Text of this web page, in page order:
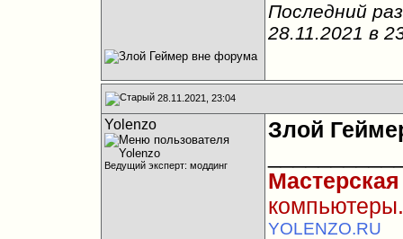
Последний
28.11.2021 в
28.11.2021, 23:04
Yolenzo
Ведущий эксперт: моддинг
Злой
YOLENZO.RU